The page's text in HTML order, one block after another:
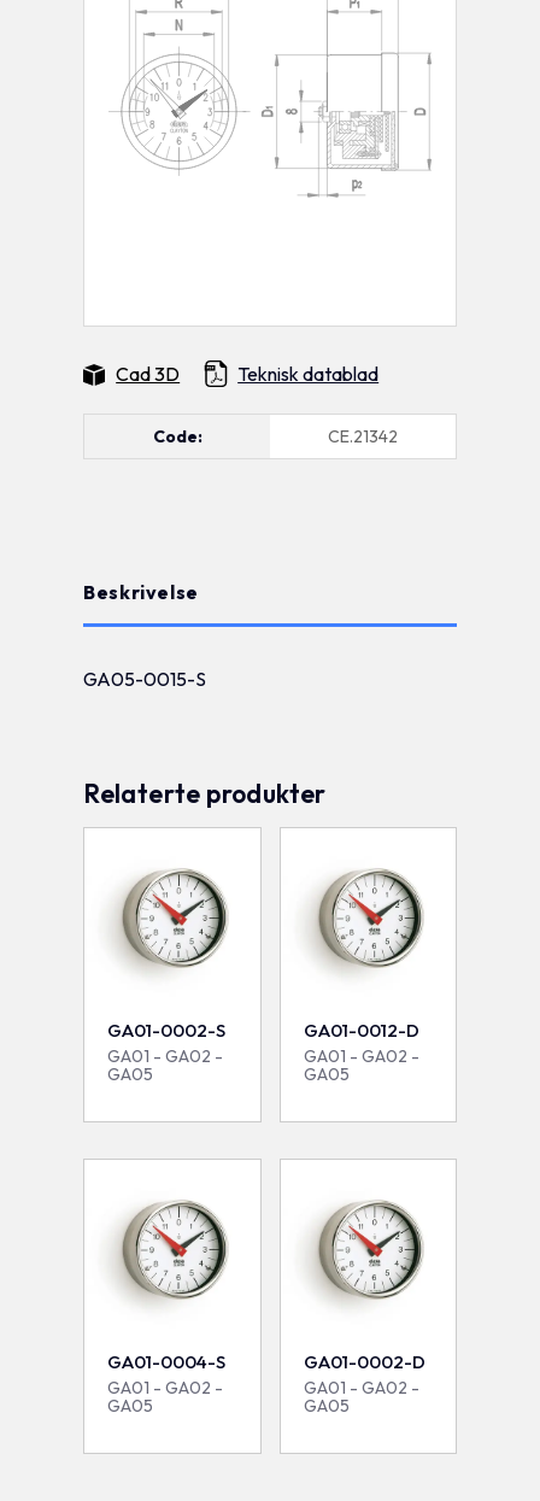
Code: CE.21342
Cad 3D Teknisk datablad
Beskrivelse
GA05-0015-S
Relaterte produkter
GA01-0002-S
GA01 - GA02 -
GA05
GA01-0012-D
GA01 - GA02 -
GA05
GA01-0004-S
GA01 - GA02 -
GA05
GA01-0002-D
GA01 - GA02 -
GA05